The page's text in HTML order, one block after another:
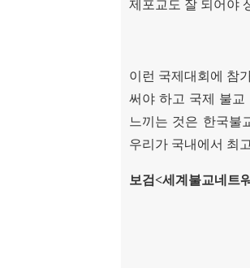
제포교도 잘 되어야
이런 국제대회에 참
써야 하고 국제 불교
느끼는 것은 한국불
우리가 국내에서 최
보검<세계불교네트